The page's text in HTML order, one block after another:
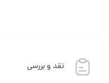
نقد و بررسی